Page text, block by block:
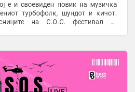
е и своевиден повик на музичка
турбофолк, шундот и кичот.
на С.О.С. фестивал се